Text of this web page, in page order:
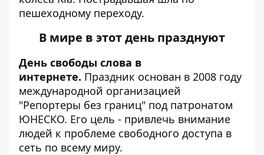
пешеходному переходу.
В мире в этот день празднуют
День свободы слова в
интернете. Праздник основан в 2008 году
международной организацией
"Репортеры без границ" под патронатом
ЮНЕСКО. Его цель - привлечь внимание
людей к проблеме свободного доступа в
сеть по всему миру.